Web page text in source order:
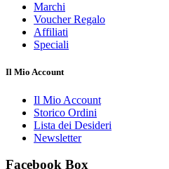
Marchi
Voucher Regalo
Affiliati
Speciali
Il Mio Account
Il Mio Account
Storico Ordini
Lista dei Desideri
Newsletter
Facebook Box